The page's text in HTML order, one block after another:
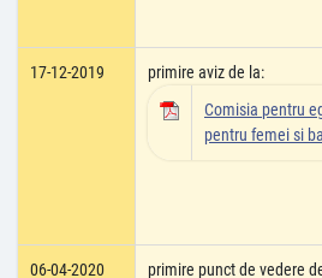
17-12-2019
primire aviz de la:
Comisia pentru
pentru femei si
06-04-2020
primire punct de vedere